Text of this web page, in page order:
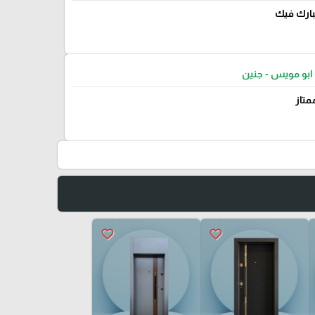
فيك
ابو مويس - جنين
favorite_border
favorite_border